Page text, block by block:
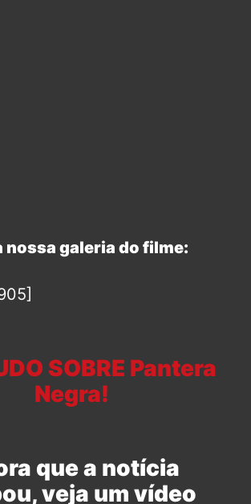
nossa galeria do filme:
SOBRE Pantera
Negra!
que a notícia
veja um vídeo